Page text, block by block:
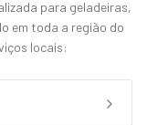
para geladeiras,
em toda a região do
locais: